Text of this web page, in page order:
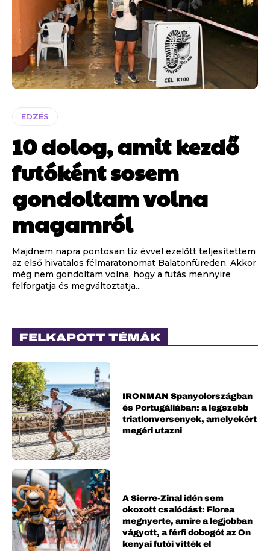
EDZÉS
10 dolog, amit kezdő
futóként sosem
gondoltam volna
magamról
Majdnem napra pontosan tíz évvel ezelőtt teljesítettem
az első hivatalos félmaratonomat Balatonfüreden. Akkor
még nem gondoltam volna, hogy a futás mennyire
felforgatja és megváltoztatja...
FELKAPOTT TÉMÁK
IRONMAN Spanyolországban
és Portugáliában: a legszebb
triatlonversenyek, amelyekért
megéri utazni
A Sierre-Zinal idén sem
okozott csalódást: Florea
megnyerte, amire a legjobban
vágyott, a férfi dobogót az On
kenyai futói vitték el